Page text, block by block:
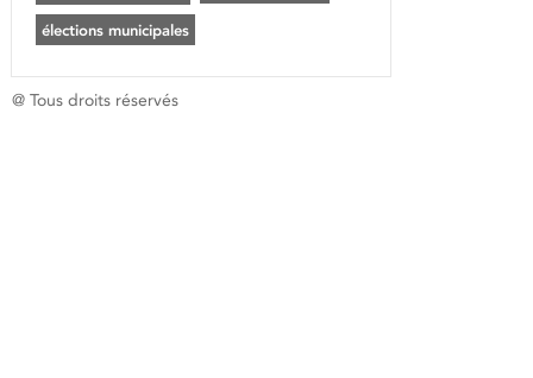
élections municipales
@ Tous droits réservés